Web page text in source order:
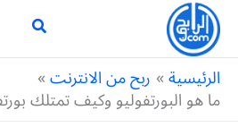
تخطي
المحتوى
الرئيسية ربح من الانترنت
ما هو البورتفوليو وكيف تمتلك